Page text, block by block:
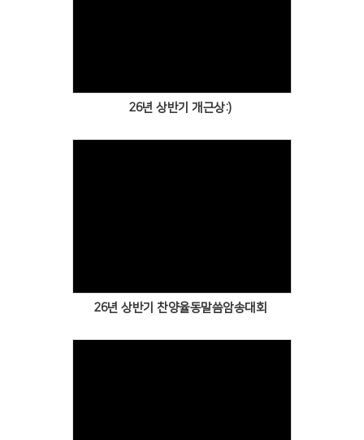
26년 상반기 개근상:)
26년 상반기 찬양율동말씀암송대회